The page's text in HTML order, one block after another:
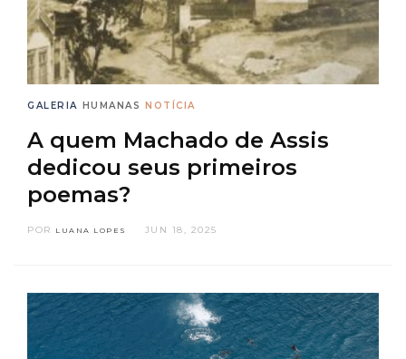
GALERIA HUMANAS NOTÍCIA
A quem Machado de Assis
dedicou seus primeiros
poemas?
POR LUANA LOPES JUN 18, 2025